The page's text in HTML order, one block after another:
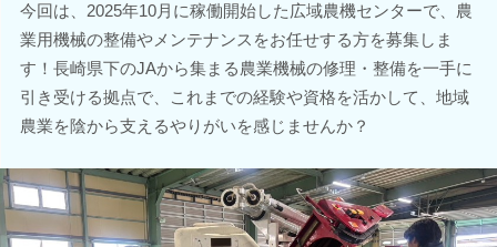
今回は、2025年10月に稼働開始した広域農機センターで、農
業用機械の整備やメンテナンスをお任せする方を募集しま
す！長崎県下のJAから集まる農業機械の修理・整備を一手に
引き受ける拠点で、これまでの経験や資格を活かして、地域
農業を陰から支えるやりがいを感じませんか？